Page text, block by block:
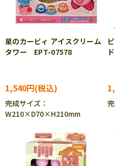
星のカービィ アイスクリーム
タワー EPT-07578
1,540円
完成サイズ：
W210×D70×H210mm